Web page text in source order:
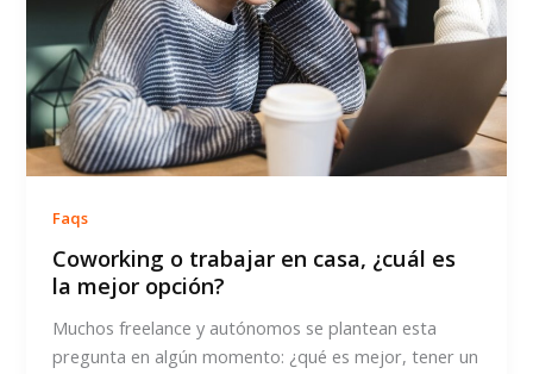
Faqs
Coworking o trabajar en casa, ¿cuál es
la mejor opción?
Muchos freelance y autónomos se plantean esta
pregunta en algún momento: ¿qué es mejor, tener un